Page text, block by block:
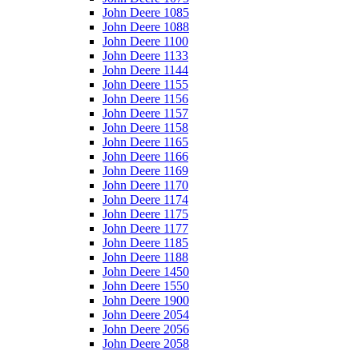
John Deere 1085
John Deere 1088
John Deere 1100
John Deere 1133
John Deere 1144
John Deere 1155
John Deere 1156
John Deere 1157
John Deere 1158
John Deere 1165
John Deere 1166
John Deere 1169
John Deere 1170
John Deere 1174
John Deere 1175
John Deere 1177
John Deere 1185
John Deere 1188
John Deere 1450
John Deere 1550
John Deere 1900
John Deere 2054
John Deere 2056
John Deere 2058